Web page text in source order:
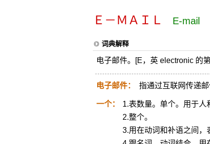
Ｅ－ＭＡＩＬ E-mail
词典解释
电子邮件。[E，英 electronic 的
电子邮件： 指通过互联网传递
一个：
1.表数量。单个。用于人
2.整个。
3.用在动词和补语之间，